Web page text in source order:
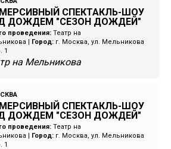
СПЕКТАКЛЬ-ШОУ
ДОЖДЕМ "СЕЗОН ДОЖДЕЙ"
проведения: Театр на
| Город: г. Москва, ул. Мельникова
1
на Мельникова
СПЕКТАКЛЬ-ШОУ
ДОЖДЕМ "СЕЗОН ДОЖДЕЙ"
проведения: Театр на
| Город: г. Москва, ул. Мельникова
1